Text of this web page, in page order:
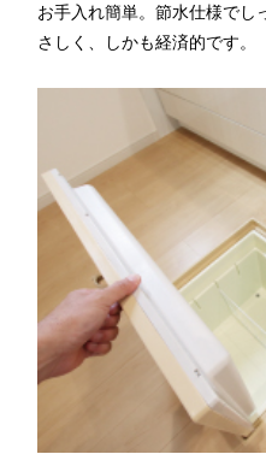
お手入れ簡単。節水仕様でし
さしく、しかも経済的です。